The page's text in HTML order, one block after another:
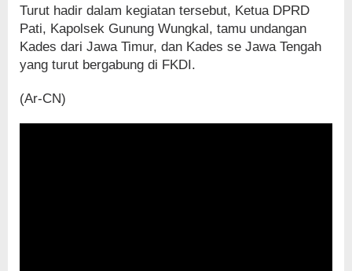
Turut hadir dalam kegiatan tersebut, Ketua DPRD
Pati, Kapolsek Gunung Wungkal, tamu undangan
Kades dari Jawa Timur, dan Kades se Jawa Tengah
yang turut bergabung di FKDI.
(Ar-CN)